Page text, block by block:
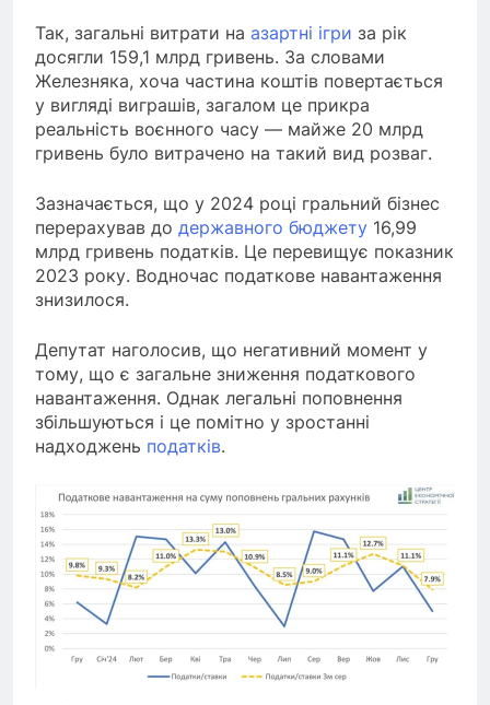
Так, загальні витрати на азартні ігри за рік
досягли 159,1 млрд гривень. За словами
Железняка, хоча частина коштів повертається
у вигляді виграшів, загалом це прикра
реальність воєнного часу — майже 20 млрд
гривень було витрачено на такий вид розваг.
Зазначається, що у 2024 році гральний бізнес
перерахував до державного бюджету 16,99
млрд гривень податків. Це перевищує показник
2023 року. Водночас податкове навантаження
знизилося.
Депутат наголосив, що негативний момент у
тому, що є загальне зниження податкового
навантаження. Однак легальні поповнення
збільшуються і це помітно у зростанні
надходжень податків.